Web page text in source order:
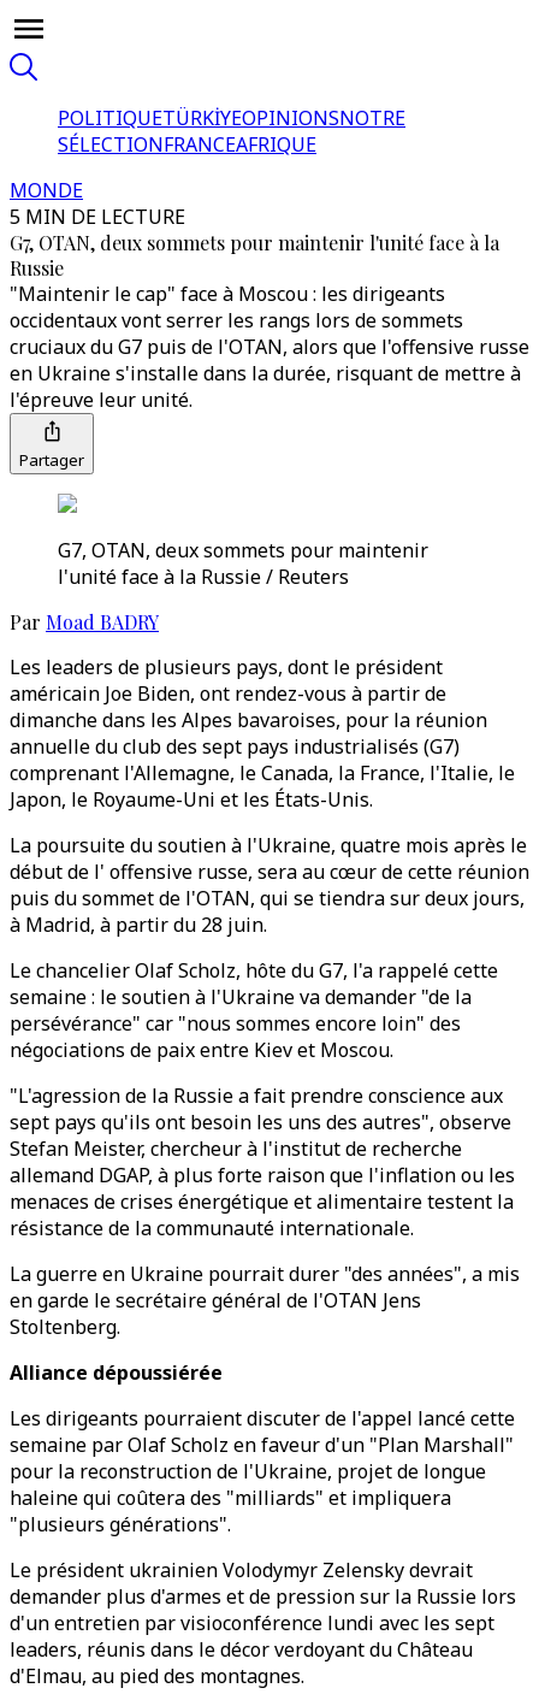
POLITIQUETÜRKİYEOPINIONSNOTRE
SÉLECTIONFRANCEAFRIQUE
MONDE
5 MIN DE LECTURE
G7, OTAN, deux sommets pour maintenir l'unité face à la
Russie
"Maintenir le cap" face à Moscou : les dirigeants
occidentaux vont serrer les rangs lors de sommets
cruciaux du G7 puis de l'OTAN, alors que l'offensive russe
en Ukraine s'installe dans la durée, risquant de mettre à
l'épreuve leur unité.
Partager
G7, OTAN, deux sommets pour maintenir
l'unité face à la Russie / Reuters
Par Moad BADRY
Les leaders de plusieurs pays, dont le président
américain Joe Biden, ont rendez-vous à partir de
dimanche dans les Alpes bavaroises, pour la réunion
annuelle du club des sept pays industrialisés (G7)
comprenant l'Allemagne, le Canada, la France, l'Italie, le
Japon, le Royaume-Uni et les États-Unis.
La poursuite du soutien à l'Ukraine, quatre mois après le
début de l' offensive russe, sera au cœur de cette réunion
puis du sommet de l'OTAN, qui se tiendra sur deux jours,
à Madrid, à partir du 28 juin.
Le chancelier Olaf Scholz, hôte du G7, l'a rappelé cette
semaine : le soutien à l'Ukraine va demander "de la
persévérance" car "nous sommes encore loin" des
négociations de paix entre Kiev et Moscou.
"L'agression de la Russie a fait prendre conscience aux
sept pays qu'ils ont besoin les uns des autres", observe
Stefan Meister, chercheur à l'institut de recherche
allemand DGAP, à plus forte raison que l'inflation ou les
menaces de crises énergétique et alimentaire testent la
résistance de la communauté internationale.
La guerre en Ukraine pourrait durer "des années", a mis
en garde le secrétaire général de l'OTAN Jens
Stoltenberg.
Alliance dépoussiérée
Les dirigeants pourraient discuter de l'appel lancé cette
semaine par Olaf Scholz en faveur d'un "Plan Marshall"
pour la reconstruction de l'Ukraine, projet de longue
haleine qui coûtera des "milliards" et impliquera
"plusieurs générations".
Le président ukrainien Volodymyr Zelensky devrait
demander plus d'armes et de pression sur la Russie lors
d'un entretien par visioconférence lundi avec les sept
leaders, réunis dans le décor verdoyant du Château
d'Elmau, au pied des montagnes.